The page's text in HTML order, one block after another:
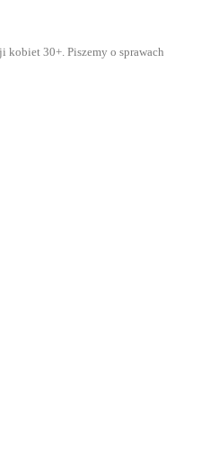
30+. Piszemy o sprawach